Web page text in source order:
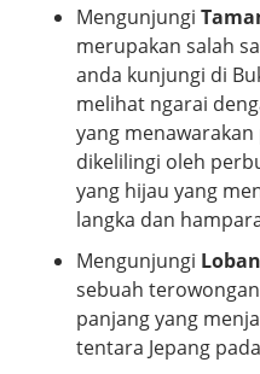
Mengunjungi
merupakan salah
anda kunjungi di
melihat ngarai
yang
dikelilingi oleh
yang hijau yang
langka dan
Mengunjungi
sebuah
panjang yang
tentara Jepang